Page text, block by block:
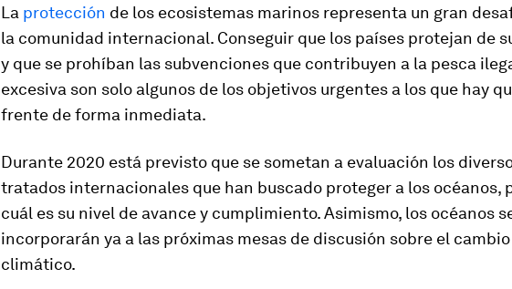
La protección de los ecosistemas marinos representa un gran
la comunidad internacional. Conseguir que los países protejan de
y que se prohíban las subvenciones que contribuyen a la pesca
excesiva son solo algunos de los objetivos urgentes a los que hay
frente de forma inmediata.
Durante 2020 está previsto que se sometan a evaluación los
tratados internacionales que han buscado proteger a los océanos,
cuál es su nivel de avance y cumplimiento. Asimismo, los océanos
incorporarán ya a las próximas mesas de discusión sobre el cambio
climático.